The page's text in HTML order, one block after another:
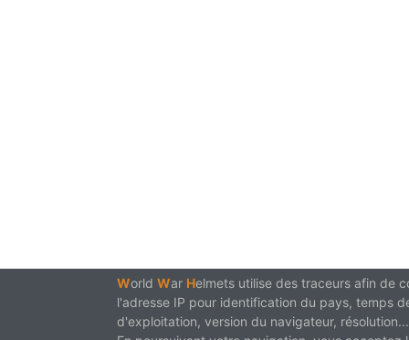
World War Helmets utilise des traceurs afin de
l'adresse IP pour identification du pays, temps
d'exploitation, version du navigateur,